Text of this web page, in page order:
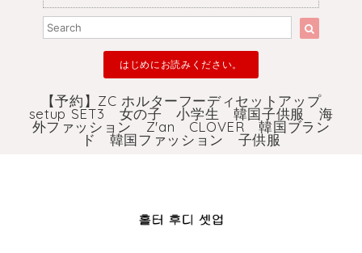
はじめにお読みください。
【予約】ZC ホルターフーディセットアップ
setup SET3 女の子 小学生 韓国子供服 海
外ファッション Z'an CLOVER 韓国ブラン
ド 韓国ファッション 子供服